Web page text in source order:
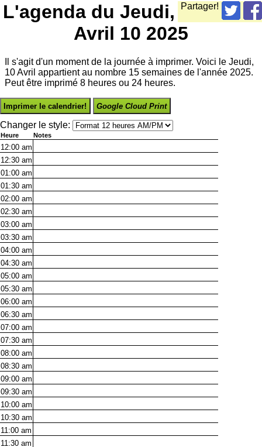
Partager!
L'agenda du Jeudi,
Avril 10 2025
Il s'agit d'un moment de la journée à imprimer. Voici le Jeudi,
10 Avril appartient au nombre 15 semaines de l'année 2025.
Peut être imprimé 8 heures ou 24 heures.
Imprimer le calendrier! Google Cloud Print
Changer le style:
Heure Notes
12:00 am
12:30 am
01:00 am
01:30 am
02:00 am
02:30 am
03:00 am
03:30 am
04:00 am
04:30 am
05:00 am
05:30 am
06:00 am
06:30 am
07:00 am
07:30 am
08:00 am
08:30 am
09:00 am
09:30 am
10:00 am
10:30 am
11:00 am
11:30 am